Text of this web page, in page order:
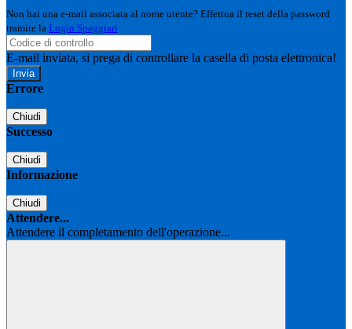
Non hai una e-mail associata al nome utente? Effettua il reset della password
tramite la Login Spaggiari
E-mail inviata, si prega di controllare la casella di posta elettronica!
Errore
Chiudi
Successo
Chiudi
Informazione
Chiudi
Attendere...
Attendere il completamento dell'operazione...